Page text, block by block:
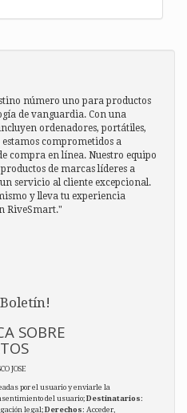
número uno para productos
de vanguardia. Con una
ordenadores, portátiles,
comprometidos a
compra en línea. Nuestro equipo
de marcas líderes a
servicio al cliente excepcional.
y lleva tu experiencia
RiveSmart."
SOBRE
JOSE
por el usuario y enviarle la
del usuario;Destinatarios:
legal;Derechos: Acceder,